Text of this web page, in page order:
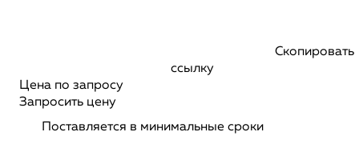
Скопировать
ссылку
Цена по запросу
Запросить цену
Поставляется в минимальные сроки